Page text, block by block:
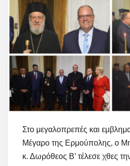
Στο μεγαλοπρεπές και
Μέγαρο της Ερμούπολης, ο
κ. Δωρόθεος Β’ τέλεσε χθες